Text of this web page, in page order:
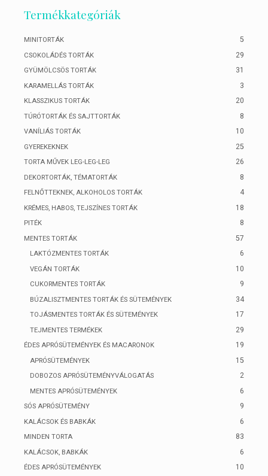
Termékkategóriák
MINITORTÁK 5
CSOKOLÁDÉS TORTÁK 29
GYÜMÖLCSÖS TORTÁK 31
KARAMELLÁS TORTÁK 3
KLASSZIKUS TORTÁK 20
TÚRÓTORTÁK ÉS SAJTTORTÁK 8
VANÍLIÁS TORTÁK 10
GYEREKEKNEK 25
TORTA MŰVEK LEG-LEG-LEG 26
DEKORTORTÁK, TÉMATORTÁK 8
FELNŐTTEKNEK, ALKOHOLOS TORTÁK 4
KRÉMES, HABOS, TEJSZÍNES TORTÁK 18
PITÉK 8
MENTES TORTÁK 57
LAKTÓZMENTES TORTÁK 6
VEGÁN TORTÁK 10
CUKORMENTES TORTÁK 9
BÚZALISZTMENTES TORTÁK ÉS SÜTEMÉNYEK 34
TOJÁSMENTES TORTÁK ÉS SÜTEMÉNYEK 17
TEJMENTES TERMÉKEK 29
ÉDES APRÓSÜTEMÉNYEK ÉS MACARONOK 19
APRÓSÜTEMÉNYEK 15
DOBOZOS APRÓSÜTEMÉNYVÁLOGATÁS 2
MENTES APRÓSÜTEMÉNYEK 6
SÓS APRÓSÜTEMÉNY 9
KALÁCSOK ÉS BABKÁK 6
MINDEN TORTA 83
KALÁCSOK, BABKÁK 6
ÉDES APRÓSÜTEMÉNYEK 10